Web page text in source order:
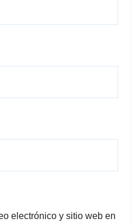
electrónico y sitio web en